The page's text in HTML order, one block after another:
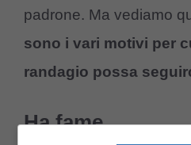
padrone. Ma vediamo
sono i vari motivi per
randagio possa
Ha fame